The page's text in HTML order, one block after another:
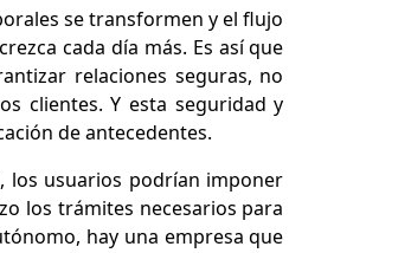
se transformen y el flujo
cada día más. Es así que
relaciones seguras, no
clientes. Y esta seguridad y
de antecedentes.
los usuarios podrían imponer
los trámites necesarios para
hay una empresa que